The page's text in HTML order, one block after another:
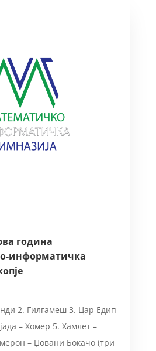
година
информатичка
2. Гилгамеш 3. Цар Едип
– Хомер 5. Хамлет –
– Џовани Бокачо (три